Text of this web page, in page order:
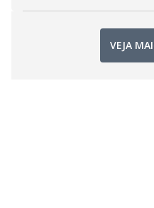
VEJA